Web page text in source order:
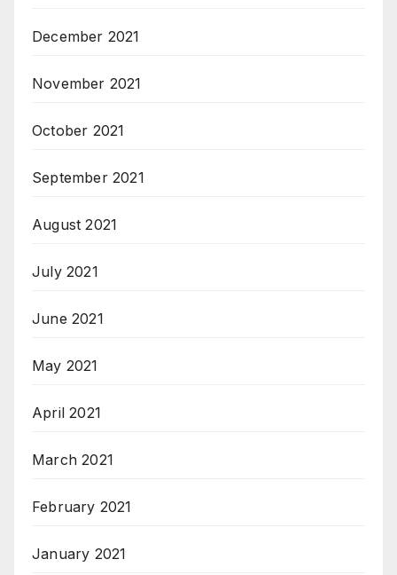
December 2021
November 2021
October 2021
September 2021
August 2021
July 2021
June 2021
May 2021
April 2021
March 2021
February 2021
January 2021